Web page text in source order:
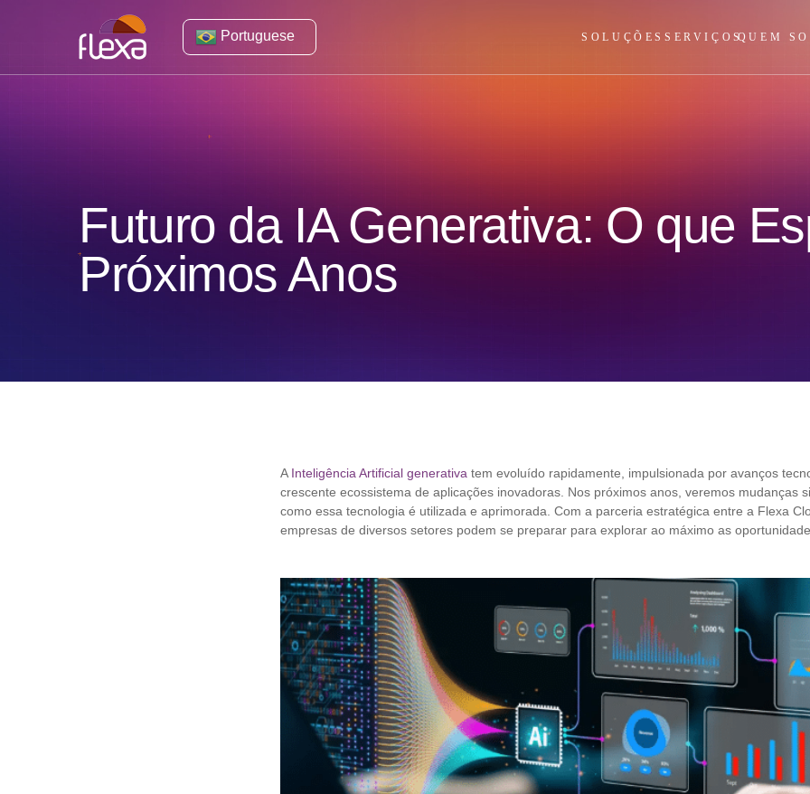
Portuguese SOLUÇÕES SERVIÇOSQUEM
Futuro da IA Generativa: O que
Próximos Anos
A Inteligência Artificial generativa tem evoluído rapidamente, impulsionada por avanços
crescente ecossistema de aplicações inovadoras. Nos próximos anos, veremos mudanças
como essa tecnologia é utilizada e aprimorada. Com a parceria estratégica entre a Flexa
empresas de diversos setores podem se preparar para explorar ao máximo as